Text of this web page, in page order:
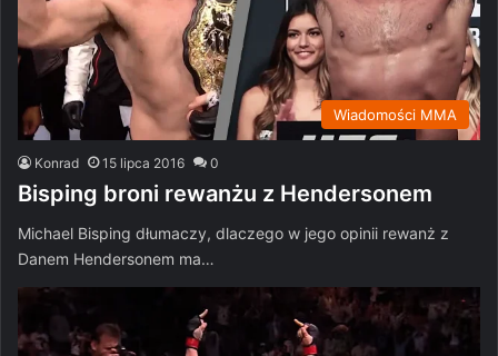
Wiadomości MMA
Konrad 15 lipca 2016 0
Bisping broni rewanżu z Hendersonem
Michael Bisping dłumaczy, dlaczego w jego opinii rewanż z
Danem Hendersonem ma…